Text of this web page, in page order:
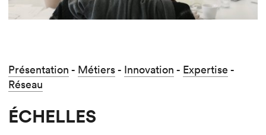
Présentation - Métiers- Innovation - Expertise -
Réseau
ÉCHELLES